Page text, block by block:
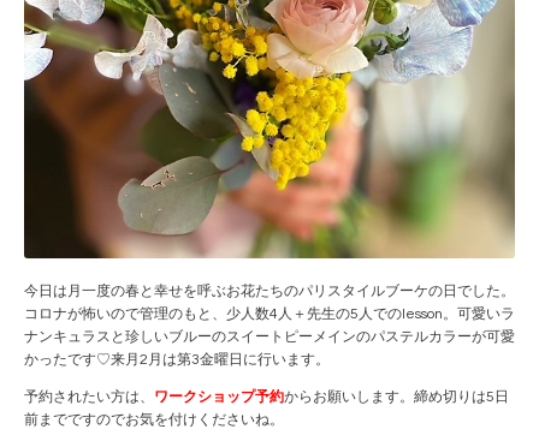
今日は月一度の春と幸せを呼ぶお花たちのパリスタイルブーケの日でした。
コロナが怖いので管理のもと、少人数4人＋先生の5人でのlesson。可愛いラ
ナンキュラスと珍しいブルーのスイートピーメインのパステルカラーが可愛
かったです♡来月2月は第3金曜日に行います。
予約されたい方は、 ワークショップ予約からお願いします。締め切りは5日
前までですのでお気を付けくださいね。